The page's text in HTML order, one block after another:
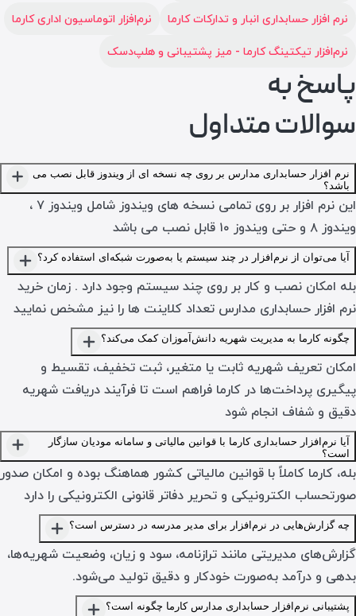
نرم افزار حسابداری انبار و تدارکات کارما
نرم‌افزار اتوماسیون اداری کارما
نرم‌افزار تیکتینگ کارما - میز پشتیبانی و هلپ‌دسک
پاسخ به
سوالات متداول
نرم افزار حسابداری مدارس بر روی چه نسخه ای از ویندوز قابل نصب می
باشد؟
این نرم افزار بر روی تمامی نسخه های ویندوز شامل ویندوز ۷ ،
ویندوز ۸ و حتی ویندوز ۱۰ قابل نصب می باشد
آیا می‌توان از نرم‌افزار در چند سیستم یا به‌صورت شبکه‌ای استفاده کرد؟
بله امکان نصب و کار بر روی چند سیستم وجود دارد . زمان خرید
نرم افزار حسابداری مدارس تعداد کلاینت ها را نیز مشخص نمایید
چگونه کارما به مدیریت شهریه دانش‌آموزان کمک می‌کند؟
امکان تعریف شهریه ثابت یا متغیر، ثبت تخفیف، تقسیط و
پیگیری پرداخت‌ها در کارما فراهم است تا فرآیند دریافت شهریه
دقیق و شفاف انجام شود
آیا نرم‌افزار حسابداری کارما با قوانین مالیاتی و سامانه مودیان سازگار
است؟
بله، کارما کاملاً با قوانین مالیاتی کشور هماهنگ بوده و امکان صدور
صورتحساب الکترونیکی و تحریر دفاتر قانونی الکترونیکی را دارد
چه گزارش‌هایی در نرم‌افزار برای مدیر مدرسه در دسترس است؟
گزارش‌های مدیریتی مانند ترازنامه، سود و زیان، وضعیت شهریه‌ها،
بدهی و درآمد به‌صورت خودکار و دقیق تولید می‌شود.
پشتیبانی نرم‌افزار حسابداری مدارس کارما چگونه است؟